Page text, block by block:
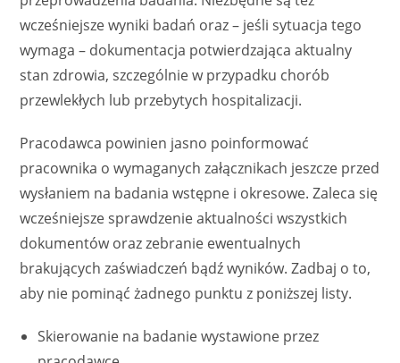
wcześniejsze wyniki badań oraz – jeśli sytuacja tego
wymaga – dokumentacja potwierdzająca aktualny
stan zdrowia, szczególnie w przypadku chorób
przewlekłych lub przebytych hospitalizacji.
Pracodawca powinien jasno poinformować
pracownika o wymaganych załącznikach jeszcze przed
wysłaniem na badania wstępne i okresowe. Zaleca się
wcześniejsze sprawdzenie aktualności wszystkich
dokumentów oraz zebranie ewentualnych
brakujących zaświadczeń bądź wyników. Zadbaj o to,
aby nie pominąć żadnego punktu z poniższej listy.
Skierowanie na badanie wystawione przez